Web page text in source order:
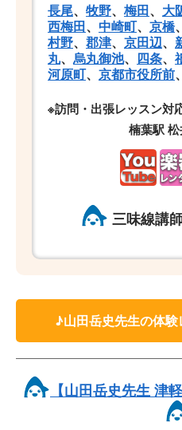
長尾、 牧野、 梅田、 大
西梅田、 中崎町、 京橋、
村野、 郡津、 京田辺、
丸、 烏丸御池、 四条、
河原町、 京都市役所前、
※訪問・出張レッスン対
楠葉駅
三味線講
♪山田岳史先生の体
【山田岳史先生 津